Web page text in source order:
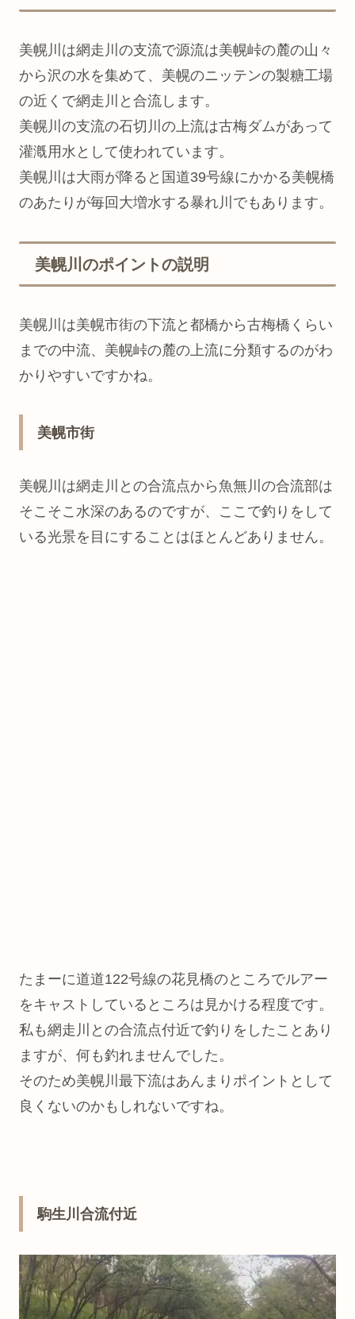
美幌川は網走川の支流で源流は美幌峠の麓の山々
から沢の水を集めて、美幌のニッテンの製糖工場
の近くで網走川と合流します。
美幌川の支流の石切川の上流は古梅ダムがあって
灌漑用水として使われています。
美幌川は大雨が降ると国道39号線にかかる美幌橋
のあたりが毎回大増水する暴れ川でもあります。
美幌川のポイントの説明
美幌川は美幌市街の下流と都橋から古梅橋くらい
までの中流、美幌峠の麓の上流に分類するのがわ
かりやすいですかね。
美幌市街
美幌川は網走川との合流点から魚無川の合流部は
そこそこ水深のあるのですが、ここで釣りをして
いる光景を目にすることはほとんどありません。
たまーに道道122号線の花見橋のところでルアー
をキャストしているところは見かける程度です。
私も網走川との合流点付近で釣りをしたことあり
ますが、何も釣れませんでした。
そのため美幌川最下流はあんまりポイントとして
良くないのかもしれないですね。
駒生川合流付近